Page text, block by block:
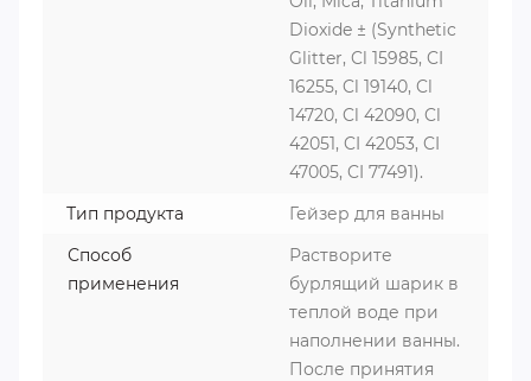
Dioxide ± (Synthetic
Glitter, Cl 15985, CI
16255, Cl 19140, Cl
14720, Cl 42090, Cl
42051, CI 42053, CI
47005, CI 77491).
Тип продукта
Гейзер для ванны
Способ
применения
Растворите
бурлящий шарик в
теплой воде при
наполнении ванны.
После принятия